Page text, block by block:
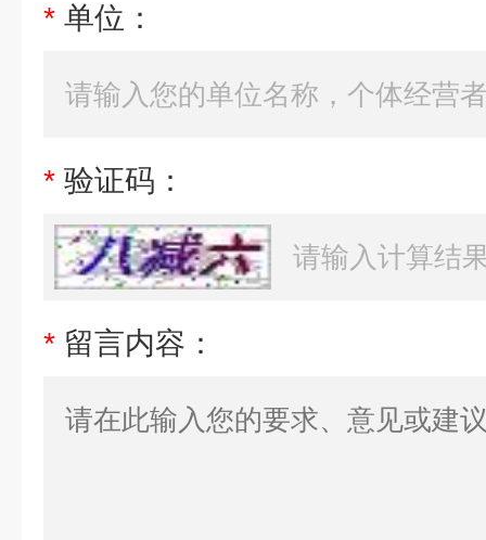
* 单位：
* 验证码：
* 留言内容：